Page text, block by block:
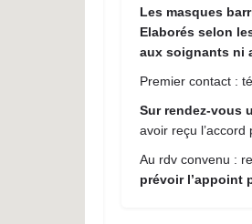
Les masques
Elaborés selon
aux soignants ni
Premier contact :
Sur rendez-vous
avoir reçu l’accord
Au rdv convenu :
prévoir l’appoint